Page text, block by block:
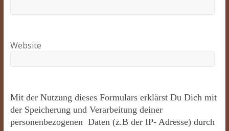
Website
Mit der Nutzung dieses Formulars erklärst Du Dich mit
der Speicherung und Verarbeitung deiner
personenbezogenen Daten (z.B der IP- Adresse) durch